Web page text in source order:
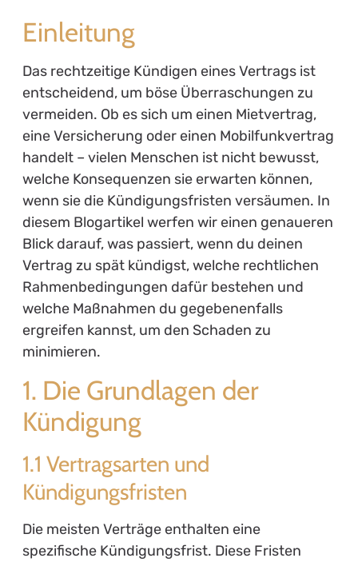
Einleitung
Das rechtzeitige Kündigen eines Vertrags ist
entscheidend, um böse Überraschungen zu
vermeiden. Ob es sich um einen Mietvertrag,
eine Versicherung oder einen Mobilfunkvertrag
handelt – vielen Menschen ist nicht bewusst,
welche Konsequenzen sie erwarten können,
wenn sie die Kündigungsfristen versäumen. In
diesem Blogartikel werfen wir einen genaueren
Blick darauf, was passiert, wenn du deinen
Vertrag zu spät kündigst, welche rechtlichen
Rahmenbedingungen dafür bestehen und
welche Maßnahmen du gegebenenfalls
ergreifen kannst, um den Schaden zu
minimieren.
1. Die Grundlagen der
Kündigung
1.1 Vertragsarten und
Kündigungsfristen
Die meisten Verträge enthalten eine
spezifische Kündigungsfrist. Diese Fristen